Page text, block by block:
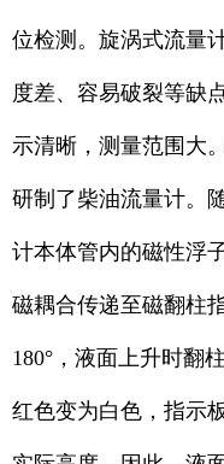
位检测。旋涡式流量
度差、容易破裂等缺
示清晰，测量范围大
研制了柴油流量计。
计本体管内的磁性浮
磁耦合传递至磁翻柱
180°，液面上升时翻
红色变为白色，指示